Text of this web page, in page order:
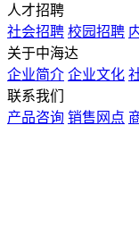
人才招聘
社会招聘 校园招聘
关于中海达
企业简介 企业文化
联系我们
产品咨询 销售网点